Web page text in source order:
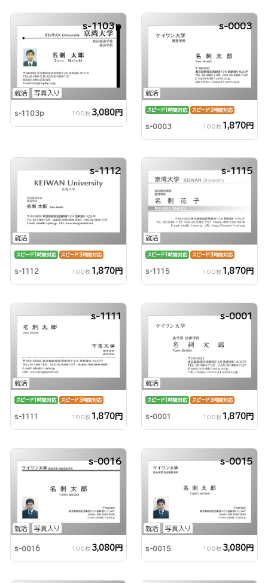
就活 写真入り
s-1103p
s-1103p 100枚 3,080円
就活
s-0003
スピード1時間対応 スピード3時間対応
s-0003 100枚 1,870円
就活
s-1112
スピード1時間対応 スピード3時間対応
s-1112 100枚 1,870円
就活
s-1115
スピード1時間対応 スピード3時間対応
s-1115 100枚 1,870円
就活
s-1111
スピード1時間対応 スピード3時間対応
s-1111 100枚 1,870円
就活
s-0001
スピード1時間対応 スピード3時間対応
s-0001 100枚 1,870円
就活 写真入り
s-0016
s-0016 100枚 3,080円
就活 写真入り
s-0015
s-0015 100枚 3,080円